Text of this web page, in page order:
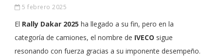
5 febrero 2025
El Rally Dakar 2025 ha llegado a su fin, pero en la
categoría de camiones, el nombre de IVECO sigue
resonando con fuerza gracias a su imponente desempeño.